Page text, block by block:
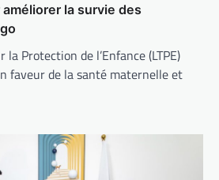
la survie des
la Protection de l’Enfance (LTPE)
faveur de la santé maternelle et